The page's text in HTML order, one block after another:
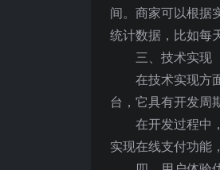
间。商家可以根据
统计数据，比如每
三、技术实现
在技术实现方
台，它具有开发周
在开发过程中
实现在线支付功能